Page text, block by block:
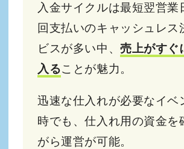
入金サイクルは最短翌営業
回支払いのキャッシュレス
ビスが多い中、売上がすぐ
入ることが魅力。
迅速な仕入れが必要なイベ
時でも、仕入れ用の資金を
がら運営が可能。